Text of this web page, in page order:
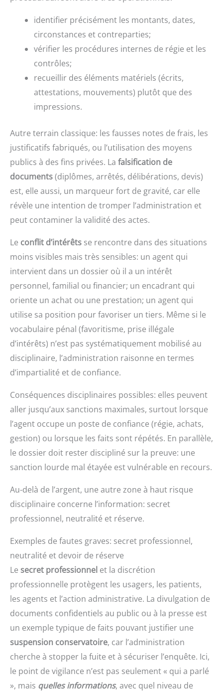
identifier précisément les montants, dates,
circonstances et contreparties;
vérifier les procédures internes de régie et les
contrôles;
recueillir des éléments matériels (écrits,
attestations, mouvements) plutôt que des
impressions.
Autre terrain classique: les fausses notes de frais, les
justificatifs fabriqués, ou l’utilisation des moyens
publics à des fins privées. La falsification de
documents(diplômes, arrêtés, délibérations, devis)
est, elle aussi, un marqueur fort de gravité, car elle
révèle une intention de tromper l’administration et
peut contaminer la validité des actes.
Le conflit d’intérêts se rencontre dans des situations
moins visibles mais très sensibles: un agent qui
intervient dans un dossier où il a un intérêt
personnel, familial ou financier; un encadrant qui
oriente un achat ou une prestation; un agent qui
utilise sa position pour favoriser un tiers. Même si le
vocabulaire pénal (favoritisme, prise illégale
d’intérêts) n’est pas systématiquement mobilisé au
disciplinaire, l’administration raisonne en termes
d’impartialité et de confiance.
Conséquences disciplinaires possibles: elles peuvent
aller jusqu’aux sanctions maximales, surtout lorsque
l’agent occupe un poste de confiance (régie, achats,
gestion) ou lorsque les faits sont répétés. En parallèle,
le dossier doit rester discipliné sur la preuve: une
sanction lourde mal étayée est vulnérable en recours.
Au-delà de l’argent, une autre zone à haut risque
disciplinaire concerne l’information: secret
professionnel, neutralité et réserve.
Exemples de fautes graves: secret professionnel,
neutralité et devoir de réserve
Le secret professionnel et la discrétion
professionnelle protègent les usagers, les patients,
les agents et l’action administrative. La divulgation de
documents confidentiels au public ou à la presse est
un exemple typique de faits pouvant justifier une
suspension conservatoire, car l’administration
cherche à stopper la fuite et à sécuriser l’enquête. Ici,
le point de vigilance n’est pas seulement « qui a parlé
», mais quelles informations, avec quel niveau de